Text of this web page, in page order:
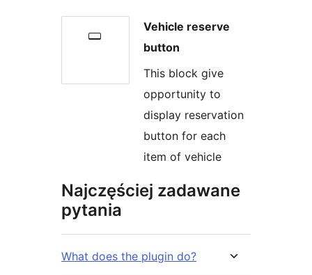
Vehicle reserve
button
This block give
opportunity to
display reservation
button for each
item of vehicle
Najczęściej zadawane
pytania
What does the plugin do?